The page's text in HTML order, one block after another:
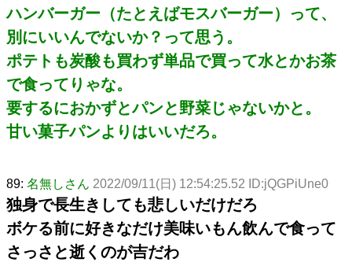
ハンバーガー（たとえばモスバーガー）って、
別にいいんでないか？って思う。
ポテトも炭酸も買わず単品で買って水とかお茶
で食ってりゃな。
要するにおかずとパンと野菜じゃないかと。
甘い菓子パンよりはいいだろ。
89: 名無しさん 2022/09/11(日) 12:54:25.52 ID:jQGPiUne0
独身で長生きしても悲しいだけだろ
ボケる前に好きなだけ美味いもん飲んで食って
さっさと逝くのが吉だわ